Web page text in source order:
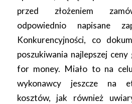
przed złożeniem
odpowiednio napisane
Konkurencyjności, co
poszukiwania najlepszej
for money. Miało to na celu
wykonawcy jeszcze na
kosztów, jak również